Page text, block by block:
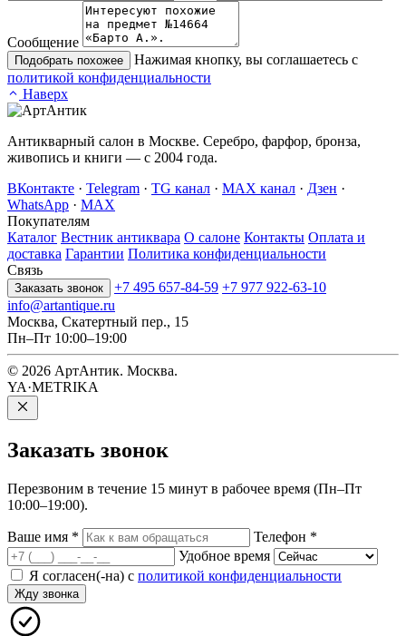
Сообщение
Подобрать похожее
Нажимая кнопку, вы соглашаетесь с
политикой конфиденциальности
Наверх
Антикварный салон в Москве. Серебро, фарфор, бронза,
живопись и книги — с 2004 года.
ВКонтакте · Telegram · TG канал · MAX канал · Дзен ·
WhatsApp · MAX
Покупателям
Каталог Вестник антиквара О салоне Контакты Оплата и
доставка Гарантии Политика конфиденциальности
Связь
Заказать звонок +7 495 657-84-59 +7 977 922-63-10
info@artantique.ru
Москва, Скатертный пер., 15
Пн–Пт 10:00–19:00
© 2026 АртАнтик. Москва.
YA·METRIKA
Заказать звонок
Перезвоним в течение 15 минут в рабочее время (Пн–Пт
10:00–19:00).
Ваше имя * Телефон *
Удобное время
Я согласен(-на) с политикой конфиденциальности
Жду звонка